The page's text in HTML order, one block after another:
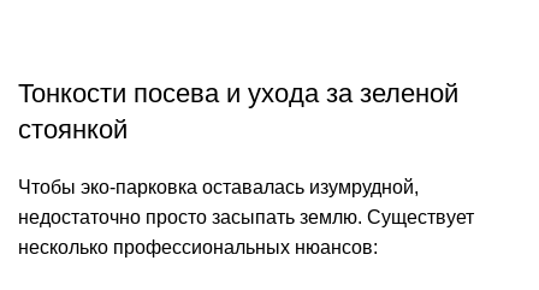
Тонкости посева и ухода за зеленой
стоянкой
Чтобы эко-парковка оставалась изумрудной,
недостаточно просто засыпать землю. Существует
несколько профессиональных нюансов: